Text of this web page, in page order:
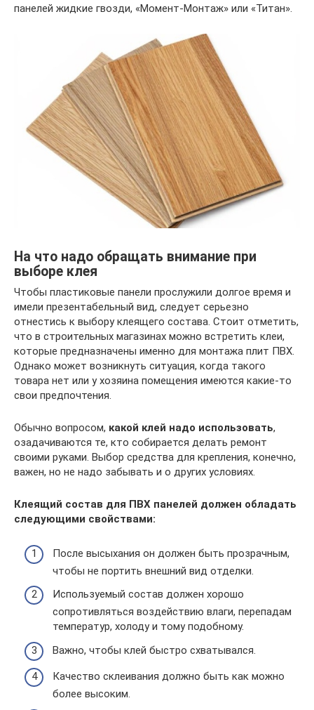
панелей жидкие гвозди, «Момент-Монтаж» или «Титан».
На что надо обращать внимание при
выборе клея
Чтобы пластиковые панели прослужили долгое время и
имели презентабельный вид, следует серьезно
отнестись к выбору клеящего состава. Стоит отметить,
что в строительных магазинах можно встретить клеи,
которые предназначены именно для монтажа плит ПВХ.
Однако может возникнуть ситуация, когда такого
товара нет или у хозяина помещения имеются какие-то
свои предпочтения.
Обычно вопросом, какой клей надо использовать,
озадачиваются те, кто собирается делать ремонт
своими руками. Выбор средства для крепления, конечно,
важен, но не надо забывать и о других условиях.
Клеящий состав для ПВХ панелей должен обладать
следующими свойствами:
После высыхания он должен быть прозрачным,
чтобы не портить внешний вид отделки.
Используемый состав должен хорошо
сопротивляться воздействию влаги, перепадам
температур, холоду и тому подобному.
Важно, чтобы клей быстро схватывался.
Качество склеивания должно быть как можно
более высоким.